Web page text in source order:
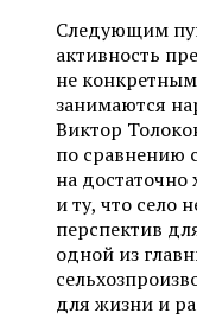
Следующим
активность
не
занимаются
Виктор
по сравнению
на
и ту, что село
перспектив
одной из
для жизни и